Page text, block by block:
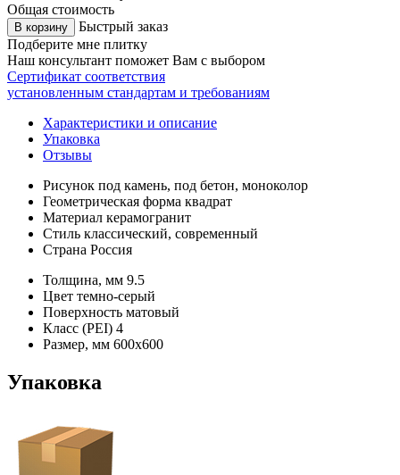
Общая стоимость
В корзину
Быстрый заказ
Подберите мне плитку
Наш консультант поможет Вам с выбором
Сертификат соответствия
установленным стандартам и требованиям
Характеристики и описание
Упаковка
Отзывы
Рисунок под камень, под бетон, моноколор
Геометрическая форма квадрат
Материал керамогранит
Стиль классический, современный
Страна Россия
Толщина, мм 9.5
Цвет темно-серый
Поверхность матовый
Класс (PEI) 4
Размер, мм 600х600
Упаковка